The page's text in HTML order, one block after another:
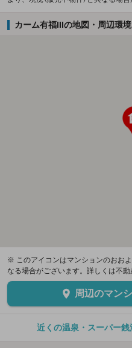
カーム有福IIIの地図・周辺環境
※ このアイコンはマンションのおお
なる場合がございます。詳しくは不動
周辺のマン
近くの温泉・スーパー